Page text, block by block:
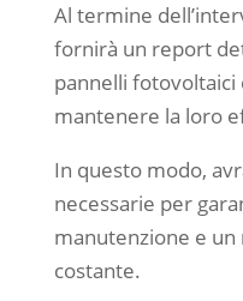
Al termine
fornirà un report
pannelli fotovoltaici
mantenere la loro
In questo modo,
necessarie per
manutenzione e
costante.